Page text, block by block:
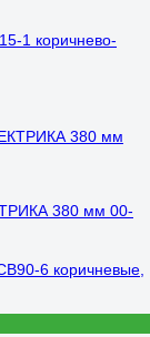
1 коричнево-
380 мм 00-